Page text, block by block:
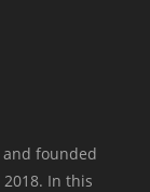
founded
In this